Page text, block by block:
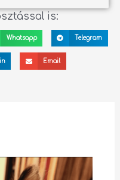
is:
Whatsapp Telegram
Email